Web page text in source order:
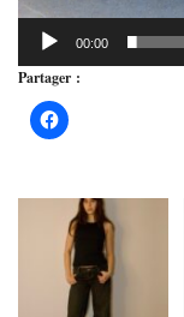
00:00
Partager :